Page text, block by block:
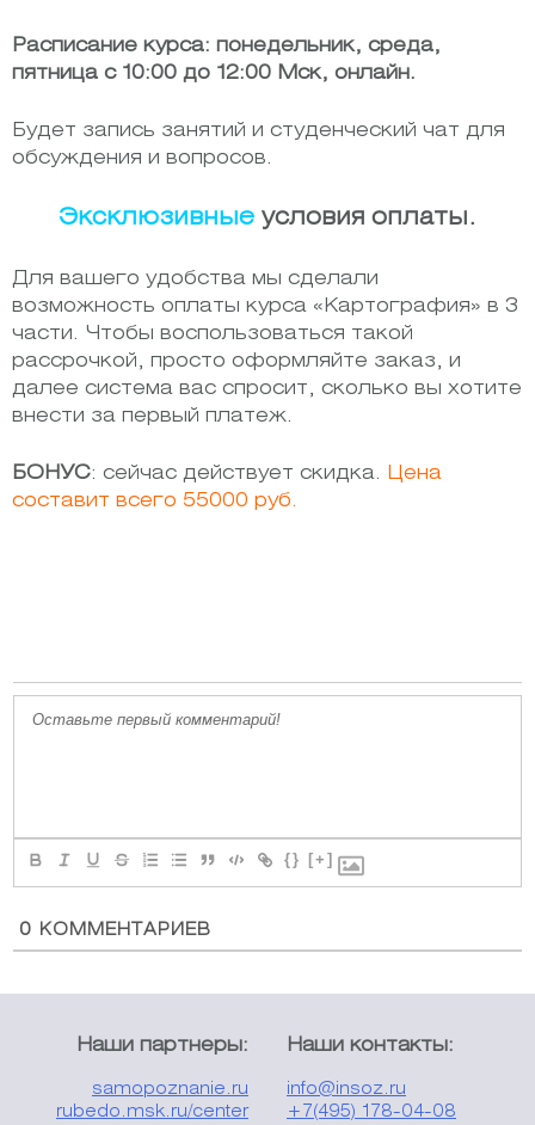
Расписание курса: понедельник, среда,
пятница с 10:00 до 12:00 Мск, онлайн.
Будет запись занятий и студенческий чат для
обсуждения и вопросов.
Эксклюзивные условия оплаты.
Для вашего удобства мы сделали
возможность оплаты курса «Картография» в 3
части. Чтобы воспользоваться такой
рассрочкой, просто оформляйте заказ, и
далее система вас спросит, сколько вы хотите
внести за первый платеж.
БОНУС: сейчас действует скидка.
Цена
составит всего 55000 руб.
{} [+]
0 КОММЕНТАРИЕВ
Наши партнеры:
samopoznanie.ru
rubedo.msk.ru/center
Наши контакты:
info@insoz.ru
+7(495) 178-04-08